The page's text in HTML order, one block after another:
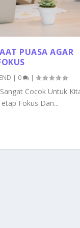
PUASA AGAR
| 0 |
Cocok Untuk
Fokus Dan...